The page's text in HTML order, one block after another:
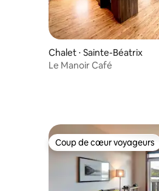
Chalet ⋅ Sainte-Béatrix
Le Manoir Café
Coup de cœur voyageurs
Coup de cœur voyageurs